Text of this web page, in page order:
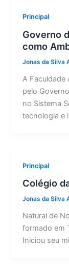
Principal
Governo
como
Jonas da Silva
A Faculdade
pelo
no Sistema
tecnologia e
Principal
Colégio
Jonas da Silva
Natural de
formado em
Iniciou seu